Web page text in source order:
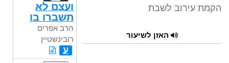
הקמת עירוב לשבת
האזן לשיעור
ועצם לא
תשברו בו
הרב אפרים
רובינשטיין
ע